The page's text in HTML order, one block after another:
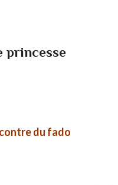
princesse
du fado